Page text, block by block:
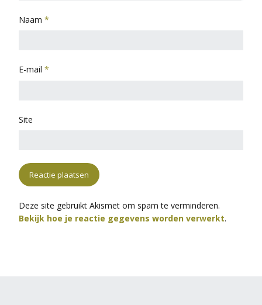
Naam *
E-mail *
Site
Deze site gebruikt Akismet om spam te verminderen.
Bekijk hoe je reactie gegevens worden verwerkt.